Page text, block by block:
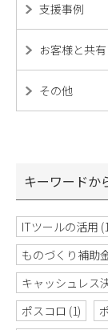
支援事例
お客様と共
その他
キーワードか
ITツールの活用
ものづくり補助
キャッシュレス
ポスコロ (1)